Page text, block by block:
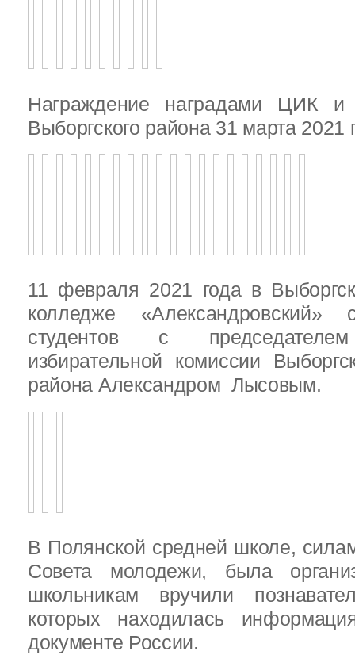
Награждение наградами ЦИК
Выборгского района 31 марта 2021
11 февраля 2021 года в
колледже «Александровский»
студентов с председателем
избирательной комиссии
района Александром Лысовым.
В Полянской средней школе,
Совета молодежи, была
школьникам вручили
которых находилась
документе России.